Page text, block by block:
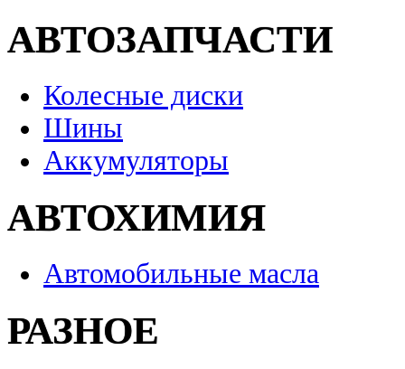
АВТОЗАПЧАСТИ
Колесные диски
Шины
Аккумуляторы
АВТОХИМИЯ
Автомобильные масла
РАЗНОЕ